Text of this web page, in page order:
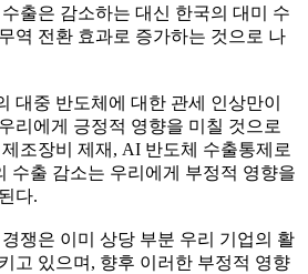
출은 감소하는 대신 한국의 대미 수
역 전환 효과로 증가하는 것으로 나
대중 반도체에 대한 관세 인상만이
리에게 긍정적 영향을 미칠 것으로
조장비 제재, AI 반도체 수출통제로
수출 감소는 우리에게 부정적 영향을
다.
쟁은 이미 상당 부분 우리 기업의 활
고 있으며, 향후 이러한 부정적 영향